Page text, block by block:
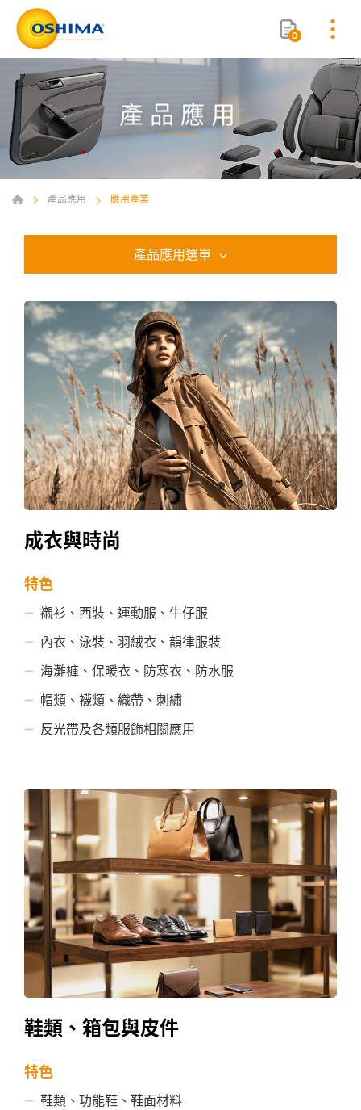
0
產品應用
產品應用 應用產業
產品應用選單
成衣與時尚
特色
襯衫、西裝、運動服、牛仔服
內衣、泳裝、羽絨衣、韻律服裝
海灘褲、保暖衣、防寒衣、防水服
帽類、襪類、織帶、刺繡
反光帶及各類服飾相關應用
鞋類、箱包與皮件
特色
鞋類、功能鞋、鞋面材料